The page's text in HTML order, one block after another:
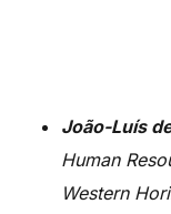
João-Luís
Human
Western